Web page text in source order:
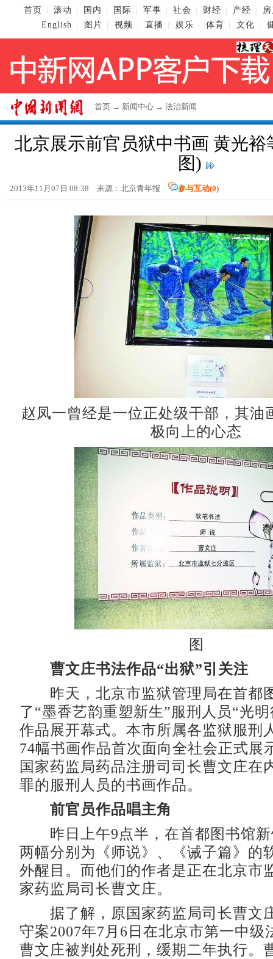
首页 滚动 国内 国际 军事 社会 财经 产经
English
图片 视频 直播 娱乐 体育 文化
首页 → 新闻中心 → 法治新闻
北京展示前官员狱中书画 黄光裕
图)
2013年11月07日 08:38 来源：北京青年报 参与互动(0)
赵凤一曾经是一位正处级干部，其油
极向上的心态
图
曹文庄书法作品“出狱”引关注
昨天，北京市监狱管理局在首都
了“墨香艺韵重塑新生”服刑人员“光
作品展开幕式。本市所属各监狱服刑
74幅书画作品首次面向全社会正式展
国家药监局药品注册司司长曹文庄在
罪的服刑人员的书画作品。
前官员作品唱主角
昨日上午9点半，在首都图书馆新
两幅分别为《师说》、《诫子篇》的
外醒目。而他们的作者是正在北京市
家药监局司长曹文庄。
据了解，原国家药监局司长曹文
守案2007年7月6日在北京市第一中级
曹文庄被判处死刑，缓期二年执行。